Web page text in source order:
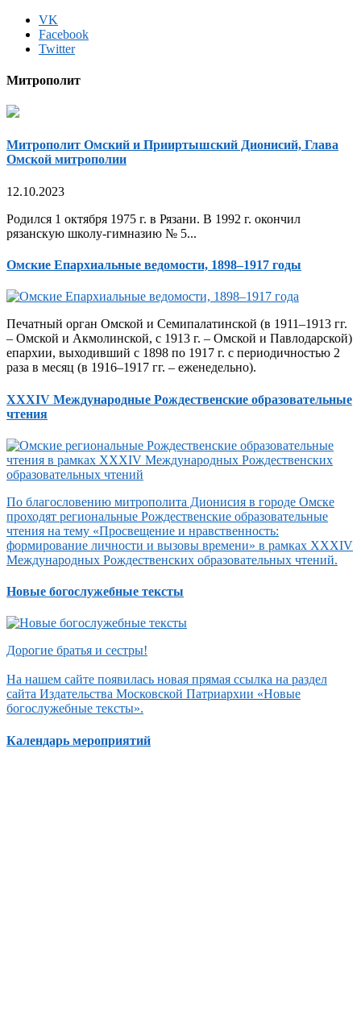
VK
Facebook
Twitter
Митрополит
Митрополит Омский и Прииртышский Дионисий, Глава
Омской митрополии
12.10.2023
Родился 1 октября 1975 г. в Рязани. В 1992 г. окончил
рязанскую школу-гимназию № 5...
Омские Епархиальные ведомости, 1898–1917 годы
Печатный орган Омской и Семипалатинской (в 1911–1913 гг.
– Омской и Акмолинской, с 1913 г. – Омской и Павлодарской)
епархии, выходивший с 1898 по 1917 г. с периодичностью 2
раза в месяц (в 1916–1917 гг. – еженедельно).
XXXIV Международные Рождественские образовательные
чтения
По благословению митрополита Дионисия в городе Омске
проходят региональные Рождественские образовательные
чтения на тему «Просвещение и нравственность:
формирование личности и вызовы времени» в рамках XXXIV
Международных Рождественских образовательных чтений.
Новые богослужебные тексты
Дорогие братья и сестры!
На нашем сайте появилась новая прямая ссылка на раздел
сайта Издательства Московской Патриархии «Новые
богослужебные тексты».
Календарь мероприятий